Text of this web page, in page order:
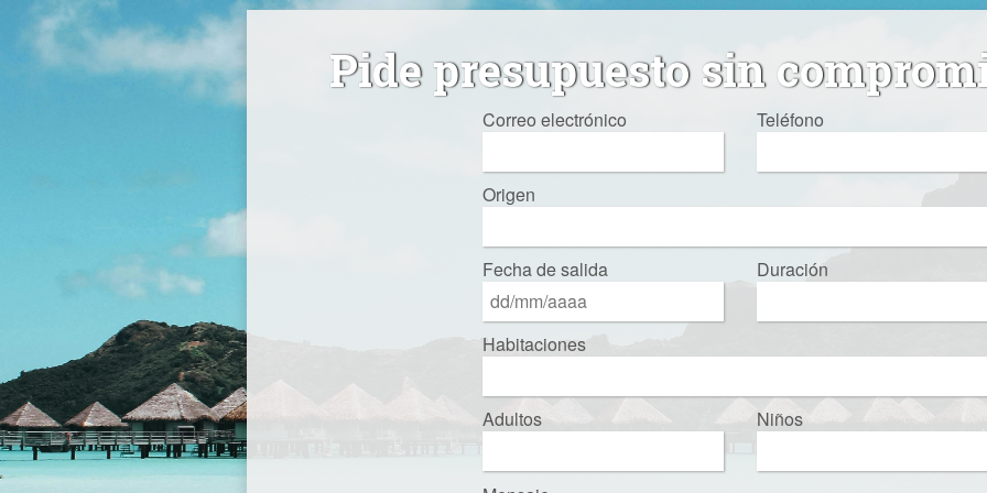
Pide presupuesto sin
Correo electrónico Teléfono
Origen
Fecha de salida Duración
Habitaciones
Adultos Niños